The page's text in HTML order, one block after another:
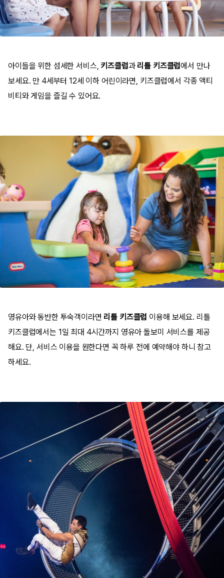
아이들을 위한 섬세한 서비스, 키즈클럽과 리틀 키즈클럽에서 만나
보세요. 만 4세부터 12세 이하 어린이라면, 키즈클럽에서 각종 액티
비티와 게임을 즐길 수 있어요.
영유아와 동반한 투숙객이라면 리틀 키즈클럽 이용해 보세요. 리틀
키즈클럽에서는 1일 최대 4시간까지 영유아 돌보미 서비스를 제공
해요. 단, 서비스 이용을 원한다면 꼭 하루 전에 예약해야 하니 참고
하세요.